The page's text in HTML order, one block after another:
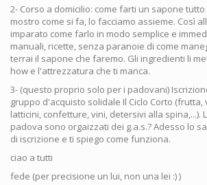
2- Corso a domicilio: come farti un sapone
mostro come si fa, lo facciamo assieme. Così
imparato come farlo in modo semplice e
manuali, ricette, senza paranoie di come
terrai il sapone che faremo. Gli ingredienti li
how e l'attrezzatura che ti manca.
3- (questo proprio solo per i padovani)
gruppo d'acquisto solidale Il Ciclo Corto (frutta,
latticini, confetture, vini, detersivi alla spina,...).
padova sono orgaizzati dei g.a.s.? Adesso lo
di iscrizione e ti spiego come funziona.
ciao a tutti
fede (per precisione un lui, non una lei :) )